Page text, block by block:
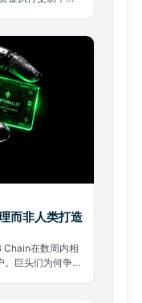
而非人类打造
在数周内相
。巨头们为何争相